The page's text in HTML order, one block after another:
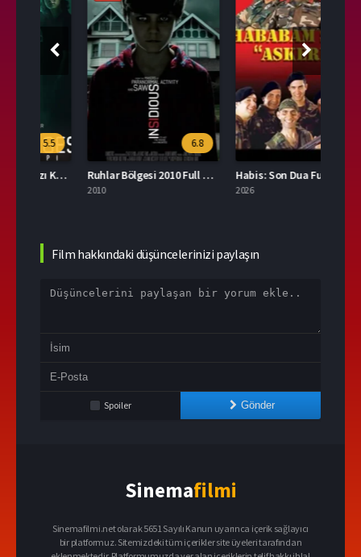
6.8
Ruhlar Bölgesi 2010 Full HD İzle
2.0
Habis: Son Dua Full HD İzle
Film hakkındaki düşüncelerinizi paylaşın
Spoiler Gönder
Sinemafilmi
Sinemafilmi.net olarak 5651 Sayılı Kanun uyarınca içerik sağlayıcı
bir platformuz. Sitemizdeki tüm içerikler site üyeleri tarafından